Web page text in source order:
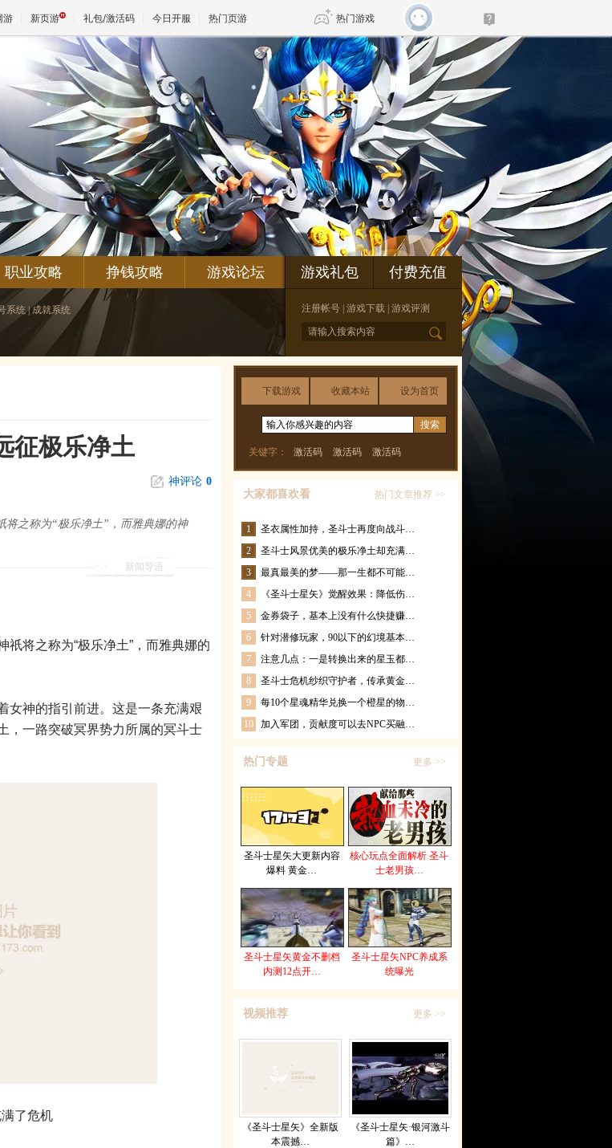
游 新页游 礼包/激活码 今日开服 热门页游 热门游戏
DNF 传奇4
天堂 剑网3旗舰版 新天龙八部
王权与自由 诛仙世界 新仙侠5
职业攻略 挣钱攻略 游戏论坛
系统|成就系统
游戏礼包 付费充值
注册帐号 游戏下载 游戏评测
*
下载游戏 收藏本站 设为首页
关键字： 激活码 激活码 激活码
大家都喜欢看
1
圣衣属性加持，圣斗士再度向战斗…
2
圣斗士风景优美的极乐净土却充满…
3
最真最美的梦——那一生都不可能…
4
《圣斗士星矢》觉醒效果：降低伤…
5
金券袋子，基本上没有什么快捷赚…
6
针对潜修玩家，90以下的幻境基本…
7
注意几点：一是转换出来的星玉都…
8
圣斗士危机纱织守护者，传承黄金…
9
每10个星魂精华兑换一个橙星的物…
10
加入军团，贡献度可以去NPC买融…
热门文章推荐 >>
热门专题
圣斗士星矢大更新内容
爆料 黄金…
核心玩点全面解析 圣斗
士老男孩…
圣斗士星矢黄金不删档
内测12点开…
圣斗士星矢NPC养成系
统曝光
更多 >>
视频推荐
《圣斗士星矢》全新版
本震撼…
《圣斗士星矢·银河激斗
篇》…
更多 >>
征极乐净土
神评论 0
新闻导语
将之称为“极乐净土”，而雅典娜的神
将之称为“极乐净土”，而雅典娜的
神的指引前进。这是一条充满艰
，一路突破冥界势力所属的冥斗士
了危机